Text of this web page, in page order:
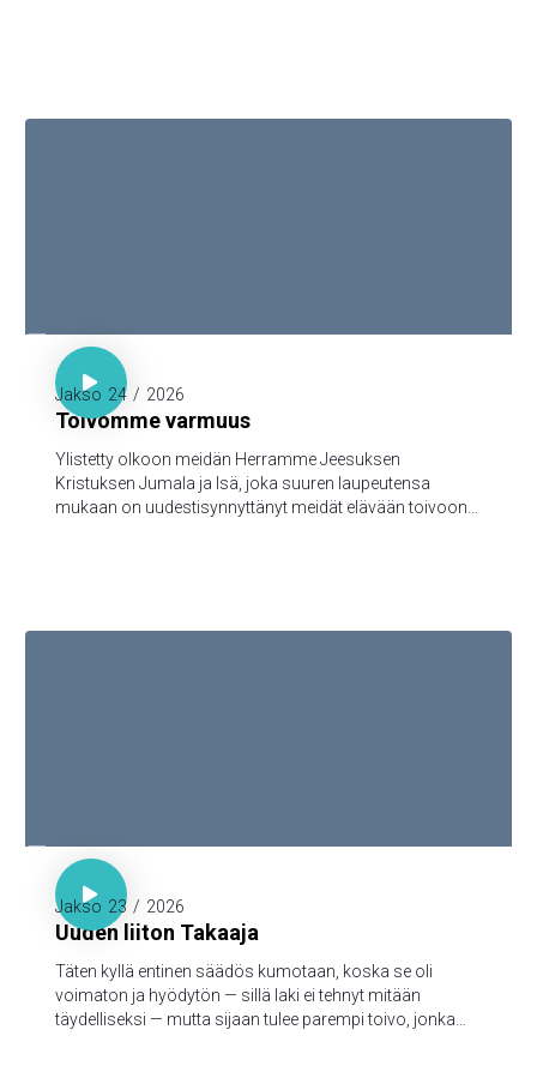
1. Piet. 1:3-5

Jakso 24 / 2026
Toivomme varmuus
Ylistetty olkoon meidän Herramme Jeesuksen
Kristuksen Jumala ja Isä, joka suuren laupeutensa
mukaan on uudestisynnyttänyt meidät elävään toivoon
kautta varjellutte pelastukseen, joka on valmis
Hepr. 7:18-19

Jakso 23 / 2026
Uuden liiton Takaaja
Täten kyllä entinen säädös kumotaan, koska se oli
voimaton ja hyödytön — sillä laki ei tehnyt mitään
täydelliseksi — mutta sijaan tulee parempi toivo, jonka